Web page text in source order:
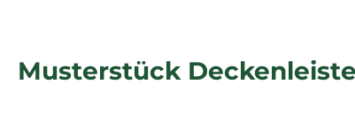
Musterstück